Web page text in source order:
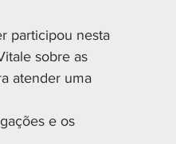
participou nesta
sobre as
atender uma
e os